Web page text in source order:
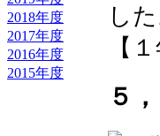
2018年度
2017年度
2016年度
2015年度
した
【
５